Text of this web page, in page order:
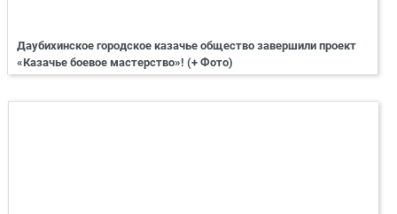
Даубихинское городское казачье общество завершили проект
«Казачье боевое мастерство»! (+ Фото)